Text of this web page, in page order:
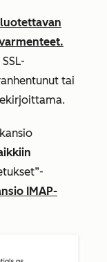
luotettavan
tai
IMAP-